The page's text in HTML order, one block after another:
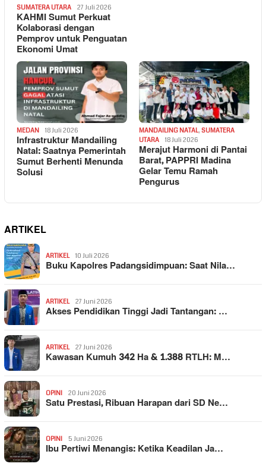
SUMATERA UTARA 27 Juli 2026
KAHMI Sumut Perkuat
Kolaborasi dengan
Pemprov untuk Penguatan
Ekonomi Umat
MEDAN 18 Juli 2026
Infrastruktur Mandailing
Natal: Saatnya Pemerintah
Sumut Berhenti Menunda
Solusi
MANDAILING NATAL, SUMATERA
UTARA
18 Juli 2026
Merajut Harmoni di Pantai
Barat, PAPPRI Madina
Gelar Temu Ramah
Pengurus
ARTIKEL
ARTIKEL 10 Juli 2026
Buku Kapolres Padangsidimpuan: Saat Nila…
ARTIKEL 27 Juni 2026
Akses Pendidikan Tinggi Jadi Tantangan: …
ARTIKEL 27 Juni 2026
Kawasan Kumuh 342 Ha & 1.388 RTLH: M…
OPINI 20 Juni 2026
Satu Prestasi, Ribuan Harapan dari SD Ne…
OPINI 5 Juni 2026
Ibu Pertiwi Menangis: Ketika Keadilan Ja…